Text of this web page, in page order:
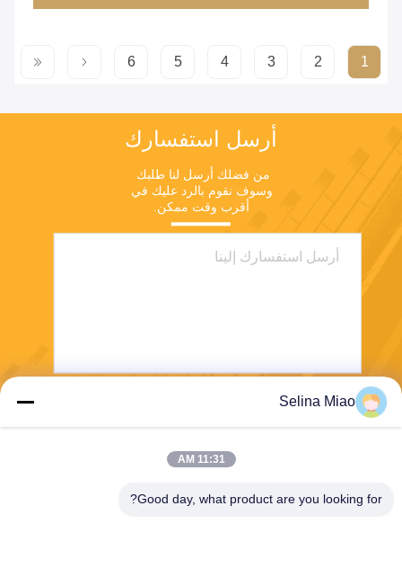
1
2
3
4
5
6
أرسل استفسارك
أقرب وقت ممكن.
Selina Miao
11:31 AM
Good day, what product are you looking for?